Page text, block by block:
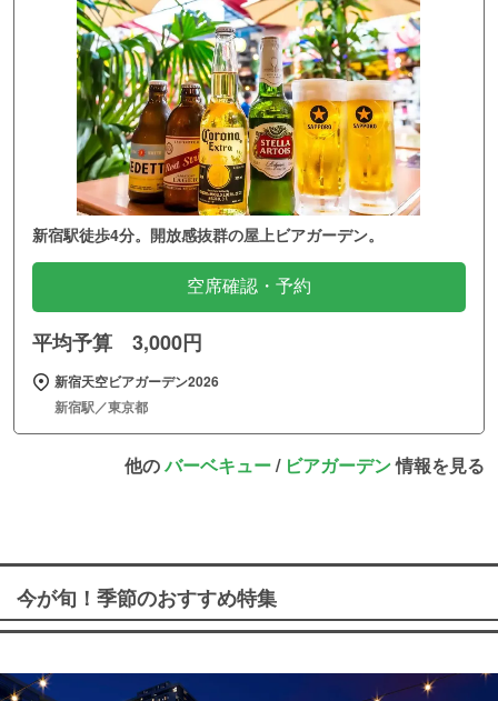
新宿駅徒歩4分。開放感抜群の屋上ビアガーデン。
空席確認・予約
平均予算 3,000円
新宿天空ビアガーデン2026
新宿駅／東京都
他のバーベキュー/ ビアガーデン情報を見る
今が旬！季節のおすすめ特集